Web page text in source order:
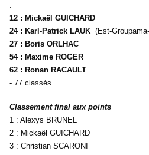
.
12 : Mickaël GUICHARD
24 : Karl-Patrick LAUK (Est-
27 : Boris ORLHAC
54 : Maxime ROGER
62 : Ronan RACAULT
- 77 classés
Classement final aux points
1 : Alexys BRUNEL
2 : Mickaël GUICHARD
3 : Christian SCARONI